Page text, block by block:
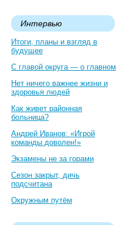
Интервью
Итоги, планы и взгляд в
будущее
С главой округа — о главном
Нет ничего важнее жизни и
здоровья людей
Как живет районная
больница?
Андрей Иванов: «Игрой
команды доволен!»
Экзамены не за горами
Сезон закрыт, дичь
подсчитана
Окружным путём